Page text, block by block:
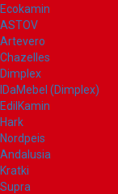
Ecokamin
ASTOV
Artevero
Chazelles
Dimplex
IDaMebel (Dimplex)
EdilKamin
Hark
Nordpeis
Andalusia
Kratki
Supra